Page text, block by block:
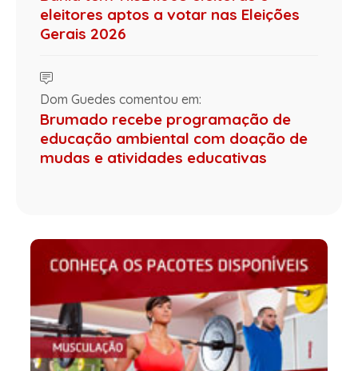
eleitores aptos a votar nas Eleições
Gerais 2026
Dom Guedes comentou em:
Brumado recebe programação de
educação ambiental com doação de
mudas e atividades educativas